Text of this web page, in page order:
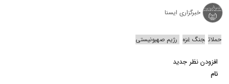
خبرگزاری ایسنا
حملات جنگ غزه رژیم صهیونیستی
افزودن نظر جدید
نام